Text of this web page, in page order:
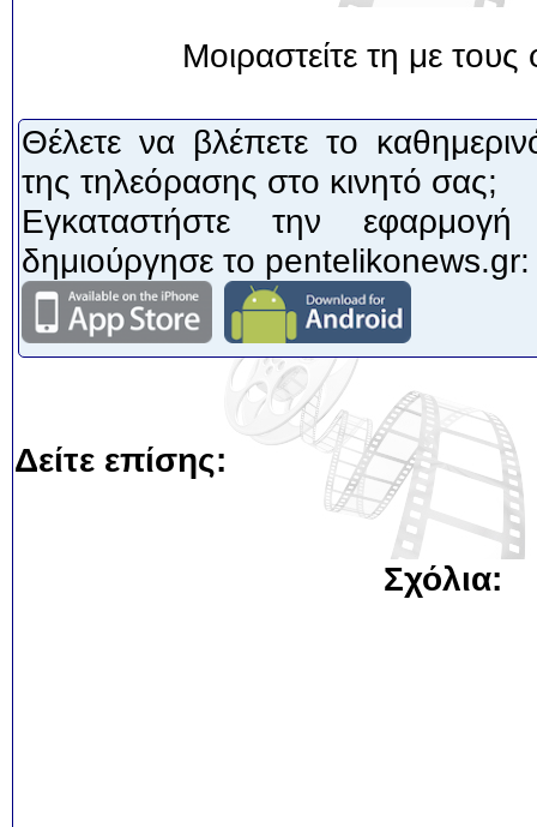
Μοιραστείτε τη με
Θέλετε να βλέπετε το
της τηλεόρασης στο κινητό σας;
Εγκαταστήστε την
δημιούργησε το pentelikonews.gr:
Δείτε επίσης:
Σχόλια: